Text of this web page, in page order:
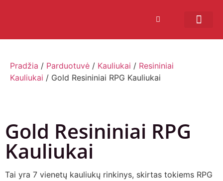
Pradžia / Parduotuvė / Kauliukai / Resininiai
Kauliukai / Gold Resininiai RPG Kauliukai
Gold Resininiai RPG
Kauliukai
Tai yra 7 vienetų kauliukų rinkinys, skirtas tokiems RPG